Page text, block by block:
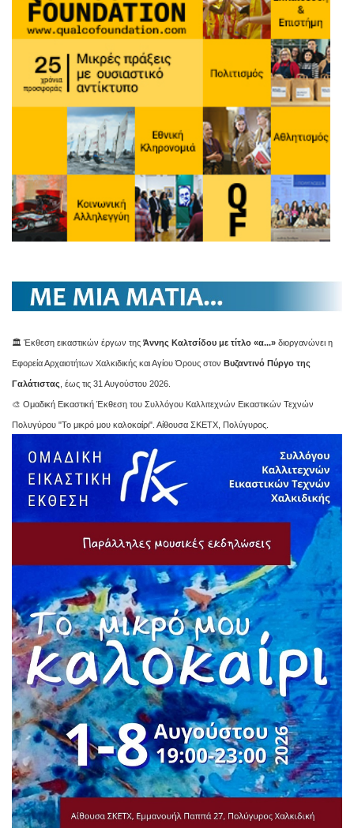
🏛️ Έκθεση εικαστικών έργων της Άννης Καλτσίδου με τίτλο «α...» διοργανώνει η
Εφορεία Αρχαιοτήτων Χαλκιδικής και Αγίου Όρους στον Βυζαντινό Πύργο της
Γαλάτιστας , έως τις 31 Αυγούστου 2026.
🎨 Ομαδική Εικαστική Έκθεση του Συλλόγου Καλλιτεχνών Εικαστικών Τεχνών
Πολυγύρου "Το μικρό μου καλοκαίρι". Αίθουσα ΣΚΕΤΧ, Πολύγυρος.